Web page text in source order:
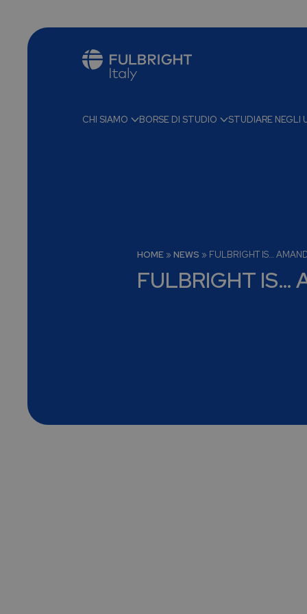
CHI SIAMO
BORSE DI STUDIO STUDIARE NEGLI
HOME » NEWS » FULBRIGHT IS…
FULBRIGHT IS…